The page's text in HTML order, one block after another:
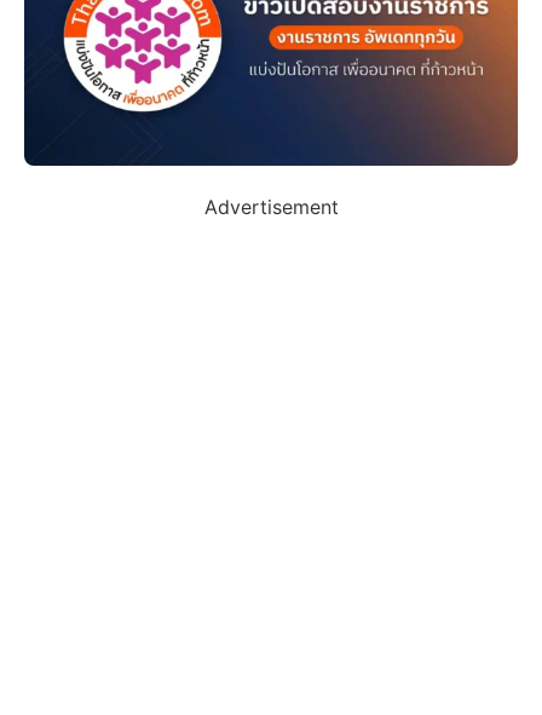
Advertisement